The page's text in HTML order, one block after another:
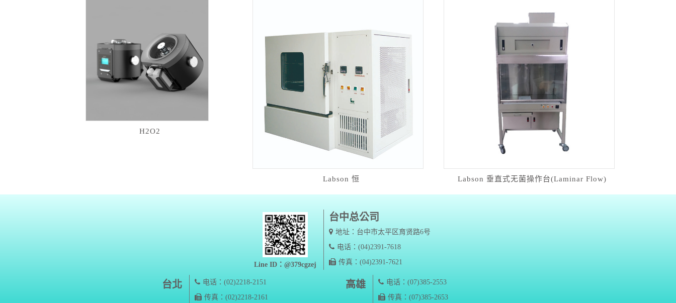
H2O2
Labson 恒 Labson 垂直式无菌操作台(Laminar Flow)
Line ID：@379cgzej
台中总公司
地址：台中市太平区育贤路6号
电话：(04)2391-7618
传真：(04)2391-7621
台北
电话：(02)2218-2151
传真：(02)2218-2161
高雄
电话：(07)385-2553
传真：(07)385-2653